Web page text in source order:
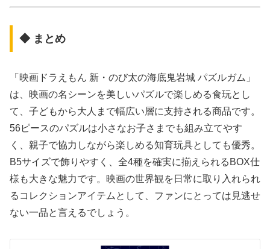
◆ まとめ
「映画ドラえもん 新・のび太の海底鬼岩城 パズルガム」
は、映画の名シーンを美しいパズルで楽しめる食玩とし
て、子どもから大人まで幅広い層に支持される商品です。
56ピースのパズルは小さなお子さまでも組み立てやす
く、親子で協力しながら楽しめる知育玩具としても優秀。
B5サイズで飾りやすく、全4種を確実に揃えられるBOX仕
様も大きな魅力です。映画の世界観を日常に取り入れられ
るコレクションアイテムとして、ファンにとっては見逃せ
ない一品と言えるでしょう。